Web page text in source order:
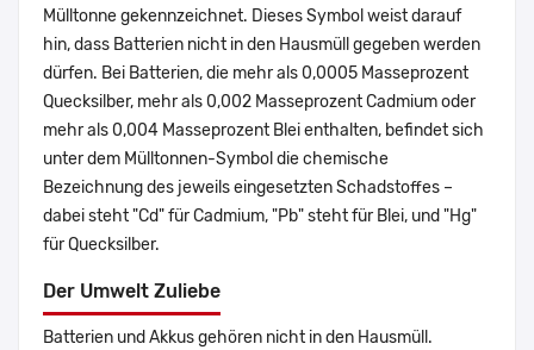
Mülltonne gekennzeichnet. Dieses Symbol weist darauf
hin, dass Batterien nicht in den Hausmüll gegeben werden
dürfen. Bei Batterien, die mehr als 0,0005 Masseprozent
Quecksilber, mehr als 0,002 Masseprozent Cadmium oder
mehr als 0,004 Masseprozent Blei enthalten, befindet sich
unter dem Mülltonnen-Symbol die chemische
Bezeichnung des jeweils eingesetzten Schadstoffes –
dabei steht "Cd" für Cadmium, "Pb" steht für Blei, und "Hg"
für Quecksilber.
Der Umwelt Zuliebe
Batterien und Akkus gehören nicht in den Hausmüll.